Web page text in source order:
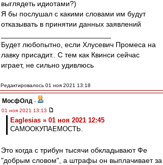
выглядеть идиотами?)
Я бы послушал с какими словами им будут
отказывать в принятии данных заявлений
Будет любопытно, если Хлусевич Промеса на
лавку присадит.. С тем как Квинси сейчас
играет, не сильно удивлюсь
Редактировалось 01 ноя 2021 13:18
МосфОлд -
01 ноя 2021 13:13
Eaglesias » 01 ноя 2021 12:45
САМООКУПАЕМОСТЬ.
Это когда с трибун тысячи обкладывают Фе
"добрым словом", а штрафы он выплачивает за